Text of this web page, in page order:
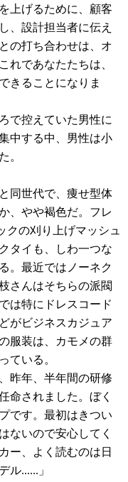
上げるために、顧客
、設計担当者に伝え
の打ち合わせは、オ
れであなたたちは、
きることになりま
で控えていた男性に
中する中、男性は小
。
同世代で、痩せ型体
、やや褐色だ。フレ
クの刈り上げマッシュ
タイも、しわ一つな
。最近ではノーネク
さんはそちらの派閥
は特にドレスコード
がビジネスカジュア
服装は、カモメの群
ている。
昨年、半年間の研修
命されました。ぼく
です。最初はきつい
ないので安心してく
ー、よく読むのは日
ル......」